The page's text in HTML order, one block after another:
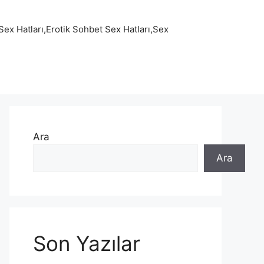
Hatları,Erotik Sohbet Sex Hatları,Sex
Ara
Ara
Son Yazılar